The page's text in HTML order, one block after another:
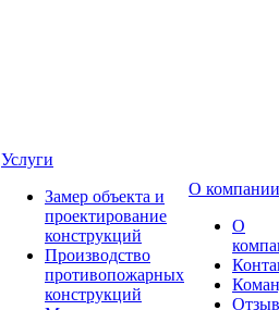
Услуги
Замер объекта и
проектирование
конструкций
Производство
противопожарных
конструкций
О компании
О